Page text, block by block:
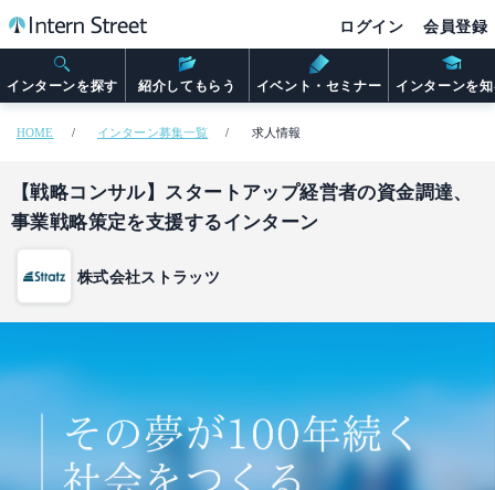
インターンを探す 紹介してもらう イベント・セミナー インターンを
ログイン 会員登録
HOME インターン募集一覧 求人情報
【戦略コンサル】スタートアップ経営者の資金調達、
事業戦略策定を支援するインターン
株式会社ストラッツ